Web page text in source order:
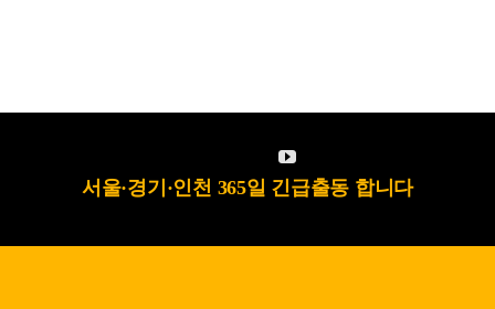
서울·경기·인천 365일 긴급출동 합니다